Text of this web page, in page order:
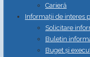
Carieră
Informații de interes
Solicitare
Buletin
Buget și